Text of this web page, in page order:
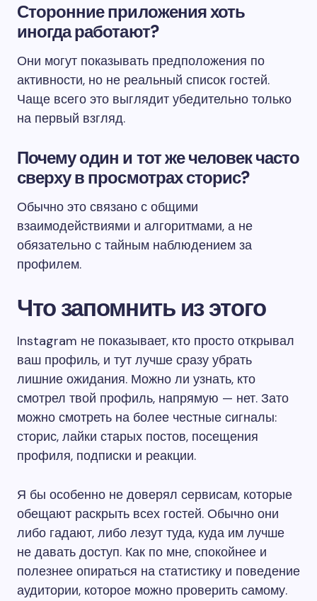
Сторонние приложения хоть
иногда работают?
Они могут показывать предположения по
активности, но не реальный список гостей.
Чаще всего это выглядит убедительно только
на первый взгляд.
Почему один и тот же человек часто
сверху в просмотрах сторис?
Обычно это связано с общими
взаимодействиями и алгоритмами, а не
обязательно с тайным наблюдением за
профилем.
Что запомнить из этого
Instagram не показывает, кто просто открывал
ваш профиль, и тут лучше сразу убрать
лишние ожидания. Можно ли узнать, кто
смотрел твой профиль, напрямую — нет. Зато
можно смотреть на более честные сигналы:
сторис, лайки старых постов, посещения
профиля, подписки и реакции.
Я бы особенно не доверял сервисам, которые
обещают раскрыть всех гостей. Обычно они
либо гадают, либо лезут туда, куда им лучше
не давать доступ. Как по мне, спокойнее и
полезнее опираться на статистику и поведение
аудитории, которое можно проверить самому.